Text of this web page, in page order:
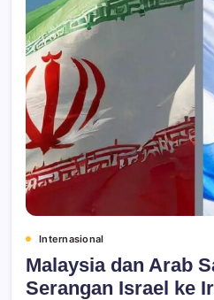
Internasional
Malaysia dan Arab
Serangan Israel ke